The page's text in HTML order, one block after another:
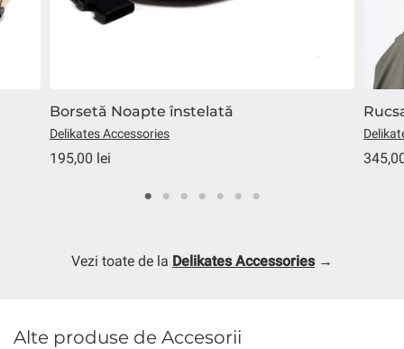
Borsetă Noapte înstelată
Delikates Accessories
195,00 lei
Vezi toate de la Delikates Accessories→
Alte produse de Accesorii